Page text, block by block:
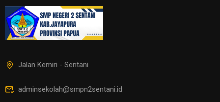
Jalan Kemiri - Sentani
adminsekolah@smpn2sentani.id